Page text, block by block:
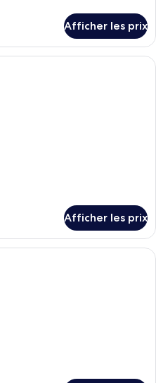
Afficher les prix
Une chambre d’hôtel avec deux lits,
Afficher les prix
Une chambre d’hôtel moderne